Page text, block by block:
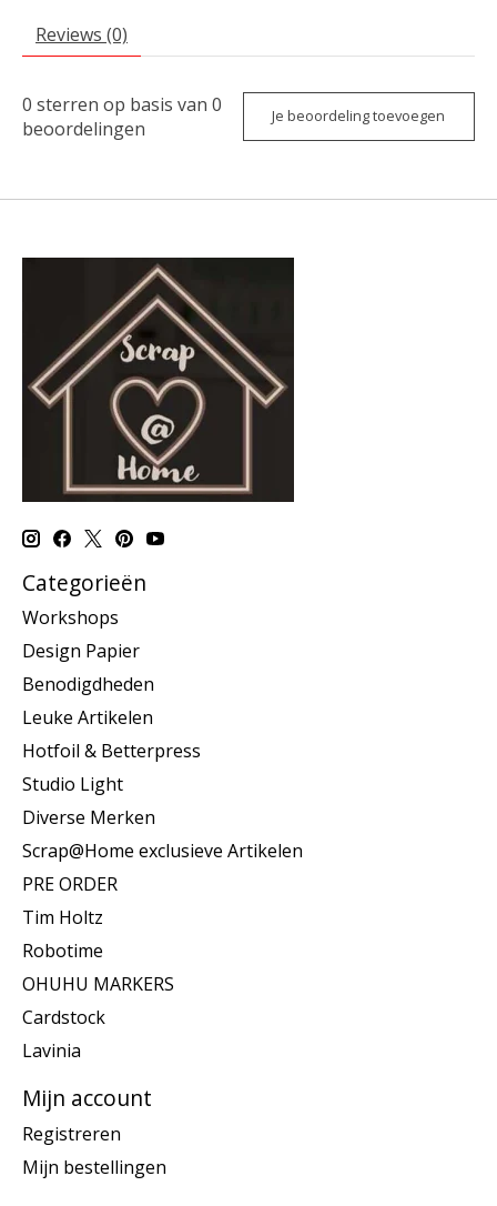
Reviews (0)
0 sterren op basis van 0
beoordelingen
Je beoordeling toevoegen
Categorieën
Workshops
Design Papier
Benodigdheden
Leuke Artikelen
Hotfoil & Betterpress
Studio Light
Diverse Merken
Scrap@Home exclusieve Artikelen
PRE ORDER
Tim Holtz
Robotime
OHUHU MARKERS
Cardstock
Lavinia
Mijn account
Registreren
Mijn bestellingen